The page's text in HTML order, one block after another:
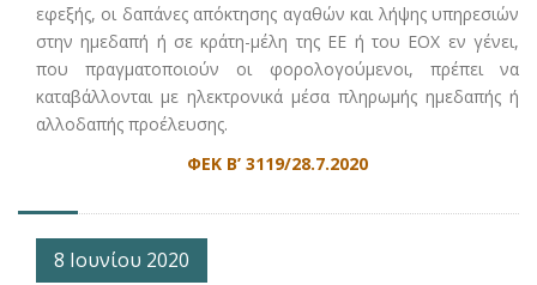
εφεξής, οι δαπάνες απόκτησης αγαθών και λήψης υπηρεσιών
στην ημεδαπή ή σε κράτη-μέλη της ΕΕ ή του ΕΟΧ εν γένει,
που πραγματοποιούν οι φορολογούμενοι, πρέπει να
καταβάλλονται με ηλεκτρονικά μέσα πληρωμής ημεδαπής ή
αλλοδαπής προέλευσης.
ΦΕΚ Β’ 3119/28.7.2020
8 Ιουνίου 2020